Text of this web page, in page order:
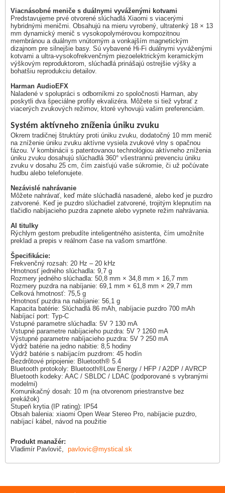
Viacnásobné meniče s duálnymi vyváženými kotvami
Predstavujeme prvé otvorené slúchadlá Xiaomi s viacerými
hybridnými meničmi. Obsahujú na mieru vyrobený, ultratenký 18 × 13
mm dynamický menič s vysokopolymérovou kompozitnou
membránou a duálnym vnútorným a vonkajším magnetickým
dizajnom pre silnejšie basy. Sú vybavené Hi-Fi duálnymi vyváženými
kotvami a ultra-vysokofrekvenčným piezoelektrickým keramickým
výškovým reproduktorom, slúchadlá prinášajú ostrejšie výšky a
bohatšiu reprodukciu detailov.
Harman AudioEFX
Naladené v spolupráci s odborníkmi zo spoločnosti Harman, aby
poskytli dva špeciálne profily ekvalizéra. Môžete si tiež vybrať z
viacerých zvukových režimov, ktoré vyhovujú vašim preferenciám.
Systém aktívneho zníženia úniku zvuku
Okrem tradičnej štruktúry proti úniku zvuku, dodatočný 10 mm menič
na zníženie úniku zvuku aktívne vysiela zvukové vlny s opačnou
fázou. V kombinácii s patentovanou technológiou aktívneho zníženia
úniku zvuku dosahujú slúchadlá 360° všestrannú prevenciu úniku
zvuku v dosahu 25 cm, čím zaisťujú vaše súkromie, či už počúvate
hudbu alebo telefonujete.
Nezávislé nahrávanie
Môžete nahrávať, keď máte slúchadlá nasadené, alebo keď je puzdro
zatvorené. Keď je puzdro slúchadiel zatvorené, trojitým klepnutím na
tlačidlo nabíjacieho puzdra zapnete alebo vypnete režim nahrávania.
AI titulky
Rýchlym gestom prebudíte inteligentného asistenta, čím umožníte
preklad a prepis v reálnom čase na vašom smartfóne.
Špecifikácie:
Frekvenčný rozsah: 20 Hz – 20 kHz
Hmotnosť jedného slúchadla: 9,7 g
Rozmery jedného slúchadla: 50,8 mm × 34,8 mm × 16,7 mm
Rozmery puzdra na nabíjanie: 69,1 mm × 61,8 mm × 29,7 mm
Celková hmotnosť: 75,5 g
Hmotnosť puzdra na nabíjanie: 56,1 g
Kapacita batérie: Slúchadlá 86 mAh, nabíjacie puzdro 700 mAh
Nabíjací port: Typ-C
Vstupné parametre slúchadla: 5V ? 130 mA
Vstupné parametre nabíjacieho puzdra: 5V ? 1260 mA
Výstupné parametre nabíjacieho puzdra: 5V ? 250 mA
Výdrž batérie na jedno nabitie: 8,5 hodiny
Výdrž batérie s nabíjacím puzdrom: 45 hodín
Bezdrôtové pripojenie: Bluetooth® 5.4
Bluetooth protokoly: Bluetooth®Low Energy / HFP / A2DP / AVRCP
Bluetooth kodeky: AAC / SBLDC / LDAC (podporované s vybranými
modelmi)
Komunikačný dosah: 10 m (na otvorenom priestranstve bez
prekážok)
Stupeň krytia (IP rating): IP54
Obsah balenia: xiaomi Open Wear Stereo Pro, nabíjacie puzdro,
nabíjací kábel, návod na použitie
Produkt manažér:
Vladimír Pavlovič, pavlovic@mystical.sk